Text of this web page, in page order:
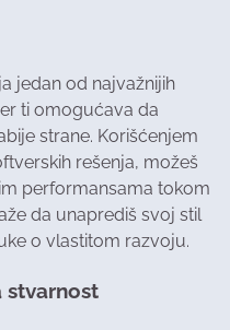
jedan od najvažnijih
ti omogućava da
strane. Korišćenjem
rešenja, možeš
performansama tokom
da unaprediš svoj stil
o vlastitom razvoju.
stvarnost